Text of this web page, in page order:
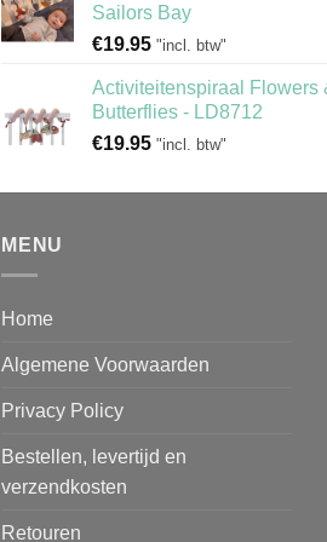
Sailors Bay
€19.95 "incl. btw"
Activiteitenspiraal Flowers
Butterflies - LD8712
€19.95 "incl. btw"
MENU
Home
Algemene Voorwaarden
Privacy Policy
Bestellen, levertijd en
verzendkosten
Retouren